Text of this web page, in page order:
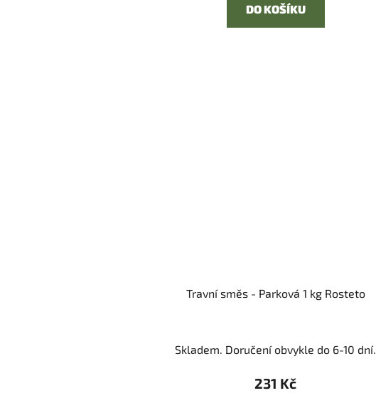
DO KOŠÍKU
Travní směs - Parková 1 kg Rosteto
Skladem. Doručení obvykle do 6-10 dní.
231 Kč